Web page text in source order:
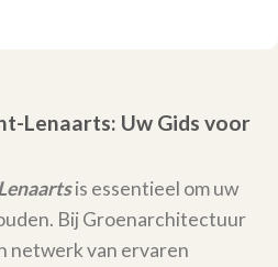
Lenaarts: Uw Gids voor
is essentieel om uw
Bij Groenarchitectuur
netwerk van ervaren